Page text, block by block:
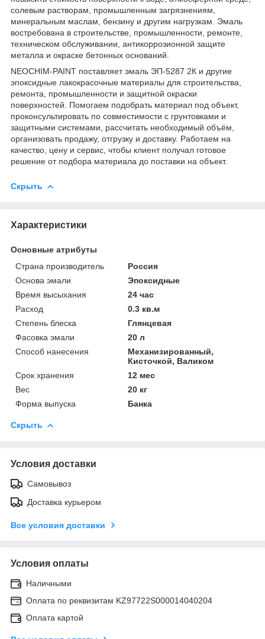
солевым растворам, промышленным загрязнениям,
минеральным маслам, бензину и другим нагрузкам. Эмаль
востребована в строительстве, промышленности, ремонте,
техническом обслуживании, антикоррозионной защите
металла и окраске бетонных оснований.
NEOCHIM-PAINT поставляет эмаль ЭП-5287 2К и другие
эпоксидные лакокрасочные материалы для строительства,
ремонта, промышленности и защитной окраски
поверхностей. Помогаем подобрать материал под объект,
проконсультировать по совместимости с грунтовками и
защитными системами, рассчитать необходимый объём,
организовать продажу, отгрузку и доставку. Работаем на
качество, цену и сервис, чтобы клиент получал готовое
решение от подбора материала до поставки на объект.
Скрыть
Характеристики
Основные атрибуты
Страна производитель
Россия
Основа эмали
Эпоксидные
Время высыхания
24 час
Расход
0.3 кв.м
Степень блеска
Глянцевая
Фасовка эмали
20 л
Способ нанесения
Механизированный,
Кисточкой, Валиком
Срок хранения
12 мес
Вес
20 кг
Форма выпуска
Банка
Скрыть
Условия доставки
Самовывоз
Доставка курьером
Все условия доставки
Условия оплаты
Наличными
Оплата по реквизитам KZ97722S000014040204
Оплата картой